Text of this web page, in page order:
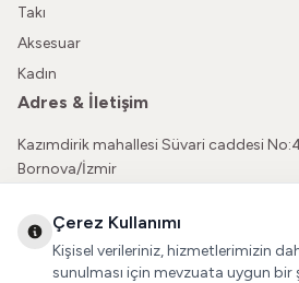
Takı
Aksesuar
Kadın
Adres & İletişim
Kazımdirik mahallesi Süvari caddesi
Bornova/İzmir
vatkaliguve@gmail.com
Sosyal Medya
Çerez Kullanımı
Kişisel verileriniz, hizmetlerimizin
sunulması için mevzuata uygun bir